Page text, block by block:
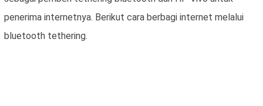
penerima internetnya. Berikut cara berbagi internet melalui
bluetooth tethering.